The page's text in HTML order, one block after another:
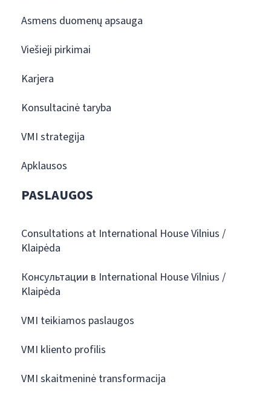
Asmens duomenų apsauga
Viešieji pirkimai
Karjera
Konsultacinė taryba
VMI strategija
Apklausos
PASLAUGOS
Consultations at International House Vilnius /
Klaipėda
Консультации в International House Vilnius /
Klaipėda
VMI teikiamos paslaugos
VMI kliento profilis
VMI skaitmeninė transformacija